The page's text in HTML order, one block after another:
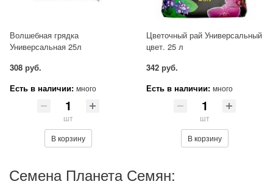
Волшебная грядка
Универсальная 25л
308 руб.
Есть в наличии: много
шт
В корзину
Цветочный рай Универсальный
цвет. 25 л
342 руб.
Есть в наличии: много
шт
В корзину
Семена Планета Семян: